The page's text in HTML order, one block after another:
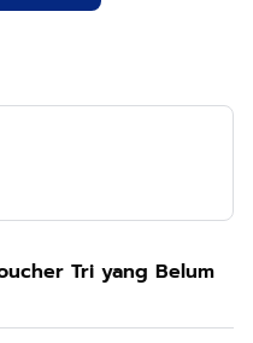
Tri yang Belum